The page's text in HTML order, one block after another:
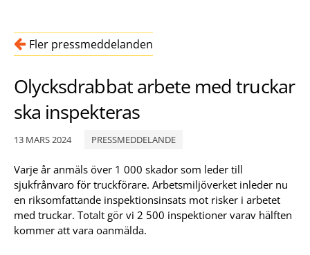
Fler pressmeddelanden
Olycksdrabbat arbete med truckar
ska inspekteras
13 MARS 2024 PRESSMEDDELANDE
Varje år anmäls över 1 000 skador som leder till
sjukfrånvaro för truckförare. Arbetsmiljöverket inleder nu
en riksomfattande inspektionsinsats mot risker i arbetet
med truckar. Totalt gör vi 2 500 inspektioner varav hälften
kommer att vara oanmälda.